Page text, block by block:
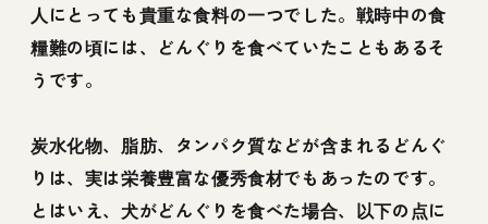
人にとっても貴重な食料の一つでした。戦時中の食
糧難の頃には、どんぐりを食べていたこともあるそ
うです。
炭水化物、脂肪、タンパク質などが含まれるどんぐ
りは、実は栄養豊富な優秀食材でもあったのです。
とはいえ、犬がどんぐりを食べた場合、以下の点に